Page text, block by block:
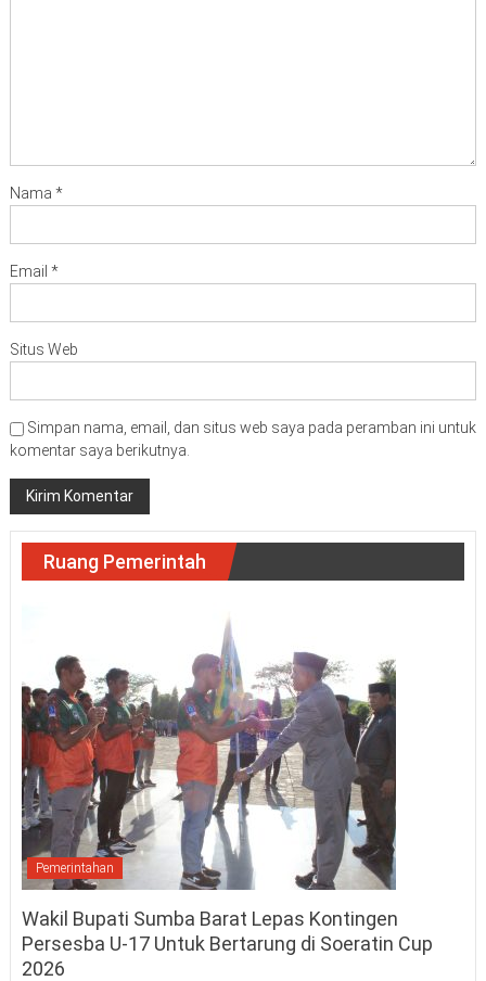
Nama *
Email *
Situs Web
Simpan nama, email, dan situs web saya pada peramban ini untuk
komentar saya berikutnya.
Ruang Pemerintah
Pemerintahan
Wakil Bupati Sumba Barat Lepas Kontingen
Persesba U-17 Untuk Bertarung di Soeratin Cup
2026